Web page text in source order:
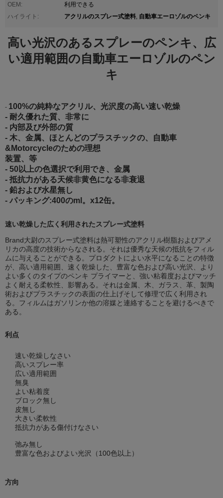
OEM:
利用できる
ハイライト:
アクリルのスプレー式塗料, 自動車エーロゾルのペンキ
高い光沢のあるスプレーのペンキ、広
い適用範囲の自動車エーロゾルのペン
キ
- 100%の純粋なアクリル、光沢度の高い速い乾燥
- 耐久優れた質、非常に
- 内部及び外部の質
- 木、金属、ほとんどのプラスチックの、自動車
&Motorcycleのための理想
装置、等
- 50以上の色選択で利用でき、 金属
- 抵抗力がある天候非黄色になる非衰退
- 鉛および水星無し
- パッキング:400のml。x12缶。
速い乾燥した広く利用されたスプレー式塗料
Brand大尉のスプレー式塗料は熱可塑性のアクリル樹脂およびアメ
リカの高度の技術からなされる。それは優秀な天候の抵抗をフィル
ムに与えることができる。プロダクトによい水平になることの特徴
が、高い適用範囲、速く乾燥した、豊富な色および高い光沢、より
よい多くのタイプのペンキ プライマーと、強い粘着度およびマッチ
よく耐える柔軟性、影響ある。それは金属、木、ガラス、革、製陶
術およびプラスチックの表面の仕上げそして修理で広く利用され
る。フィルムはガソリンか他の溶媒と連絡することを避けるべきで
ある。
利点
速い乾燥しなさい
高いスプレー率
広い適用範囲
無臭
よい粘着度
ブロック無し
皮無し
大きい柔軟性
抵抗力がある傷付けなさい
弛み無し
豊富な色およびよい光沢（100色以上）
方向